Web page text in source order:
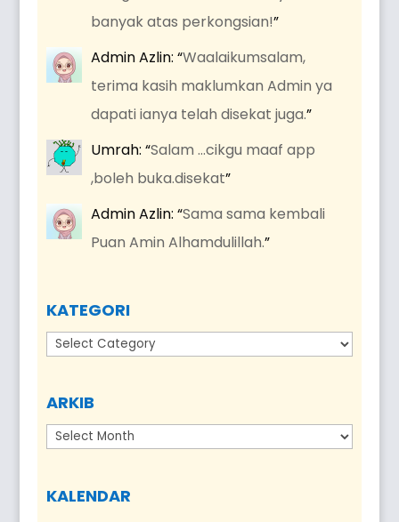
banyak atas perkongsian!”
Admin Azlin: “Waalaikumsalam,
terima kasih maklumkan Admin ya
dapati ianya telah disekat juga.”
Umrah: “Salam …cikgu maaf app
,boleh buka.disekat”
Admin Azlin: “Sama sama kembali
Puan Amin Alhamdulillah.”
KATEGORI
Kategori
ARKIB
Arkib
KALENDAR